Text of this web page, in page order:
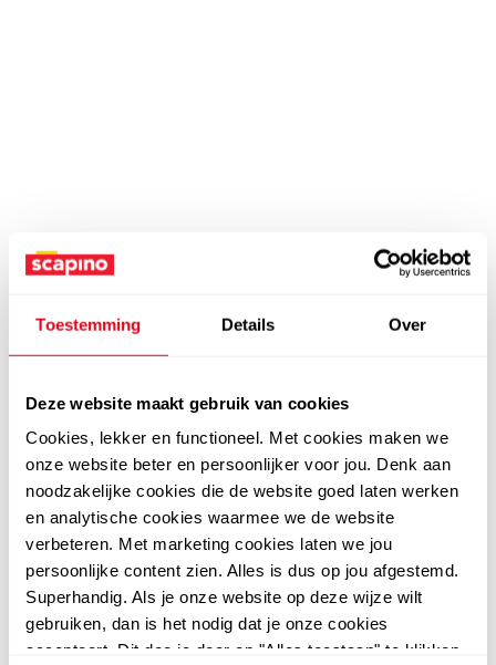
Toestemming Details Over
Deze website maakt gebruik van cookies
Cookies, lekker en functioneel. Met cookies maken we
onze website beter en persoonlijker voor jou. Denk aan
noodzakelijke cookies die de website goed laten werken
en analytische cookies waarmee we de website
verbeteren. Met marketing cookies laten we jou
persoonlijke content zien. Alles is dus op jou afgestemd.
Superhandig. Als je onze website op deze wijze wilt
gebruiken, dan is het nodig dat je onze cookies
accepteert. Dit doe je door op "Alles toestaan" te klikken.